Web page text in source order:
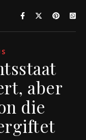
aber
die